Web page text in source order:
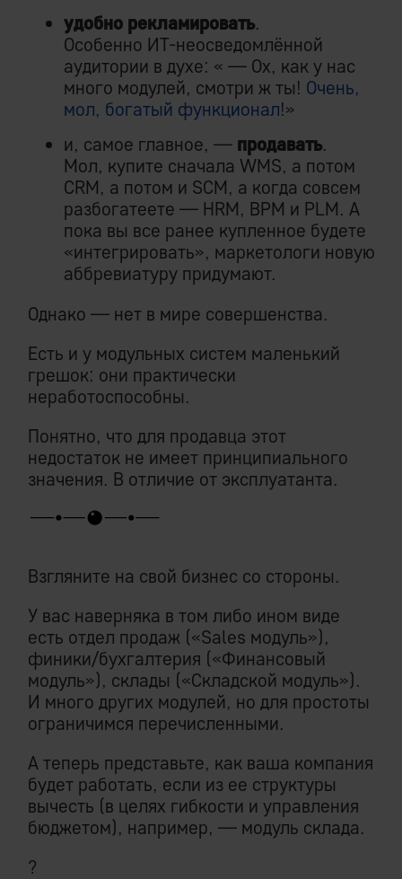
удобно рекламировать.
Особенно ИТ-неосведомлённой
аудитории в духе: « — Ох, как у нас
много модулей, смотри ж ты! Очень,
мол, богатый функционал!»
и, самое главное, — продавать.
Мол, купите сначала WMS, а потом
CRM, а потом и SCM, а когда совсем
разбогатеете — HRM, BPM и PLM. А
пока вы все ранее купленное будете
«интегрировать», маркетологи новую
аббревиатуру придумают.
Однако — нет в мире совершенства.
Есть и у модульных систем маленький
грешок: они практически
неработоспособны.
Понятно, что для продавца этот
недостаток не имеет принципиального
значения. В отличие от эксплуатанта.
Взгляните на свой бизнес со стороны.
У вас наверняка в том либо ином виде
есть отдел продаж («Sales модуль»),
финики/бухгалтерия («Финансовый
модуль»), склады («Складской модуль»).
И много других модулей, но для простоты
ограничимся перечисленными.
А теперь представьте, как ваша компания
будет работать, если из ее структуры
вычесть (в целях гибкости и управления
бюджетом), например, — модуль склада.
?